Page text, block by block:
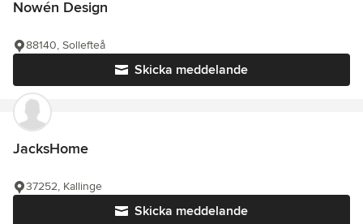
Nowén Design
Skicka meddelande
88140, Sollefteå
JacksHome
Skicka meddelande
37252, Kallinge